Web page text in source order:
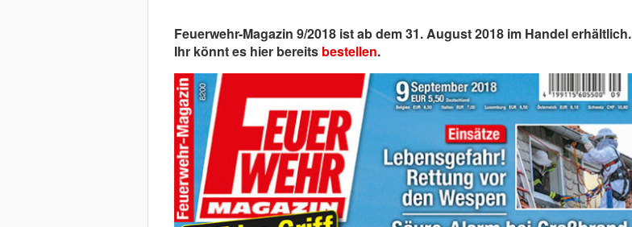
Feuerwehr-Magazin 9/2018 ist ab dem 31. August 2018 im Handel erhältlich.
Ihr könnt es hier bereits bestellen.